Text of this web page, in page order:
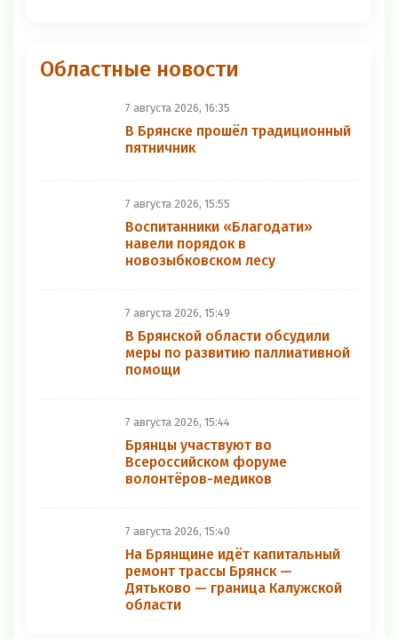
Областные новости
7 августа 2026, 16:35
В Брянске прошёл традиционный
пятничник
7 августа 2026, 15:55
Воспитанники «Благодати»
навели порядок в
новозыбковском лесу
7 августа 2026, 15:49
В Брянской области обсудили
меры по развитию паллиативной
помощи
7 августа 2026, 15:44
Брянцы участвуют во
Всероссийском форуме
волонтёров-медиков
7 августа 2026, 15:40
На Брянщине идёт капитальный
ремонт трассы Брянск —
Дятьково — граница Калужской
области